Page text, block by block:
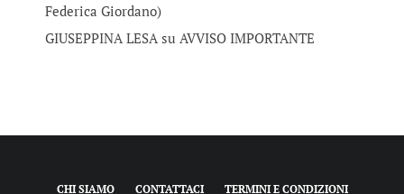
Federica Giordano)
GIUSEPPINA LESAsu AVVISO IMPORTANTE
CHI SIAMO CONTATTACI TERMINI E CONDIZIONI